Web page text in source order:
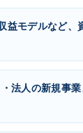
益モデルなど、
法人の新規事